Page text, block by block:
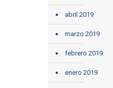
abril 2019
marzo 2019
febrero 2019
enero 2019